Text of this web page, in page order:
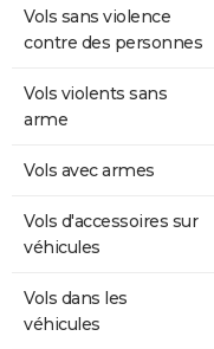
Vols sans violence
contre des personnes
Vols violents sans
arme
Vols avec armes
Vols d'accessoires sur
véhicules
Vols dans les
véhicules